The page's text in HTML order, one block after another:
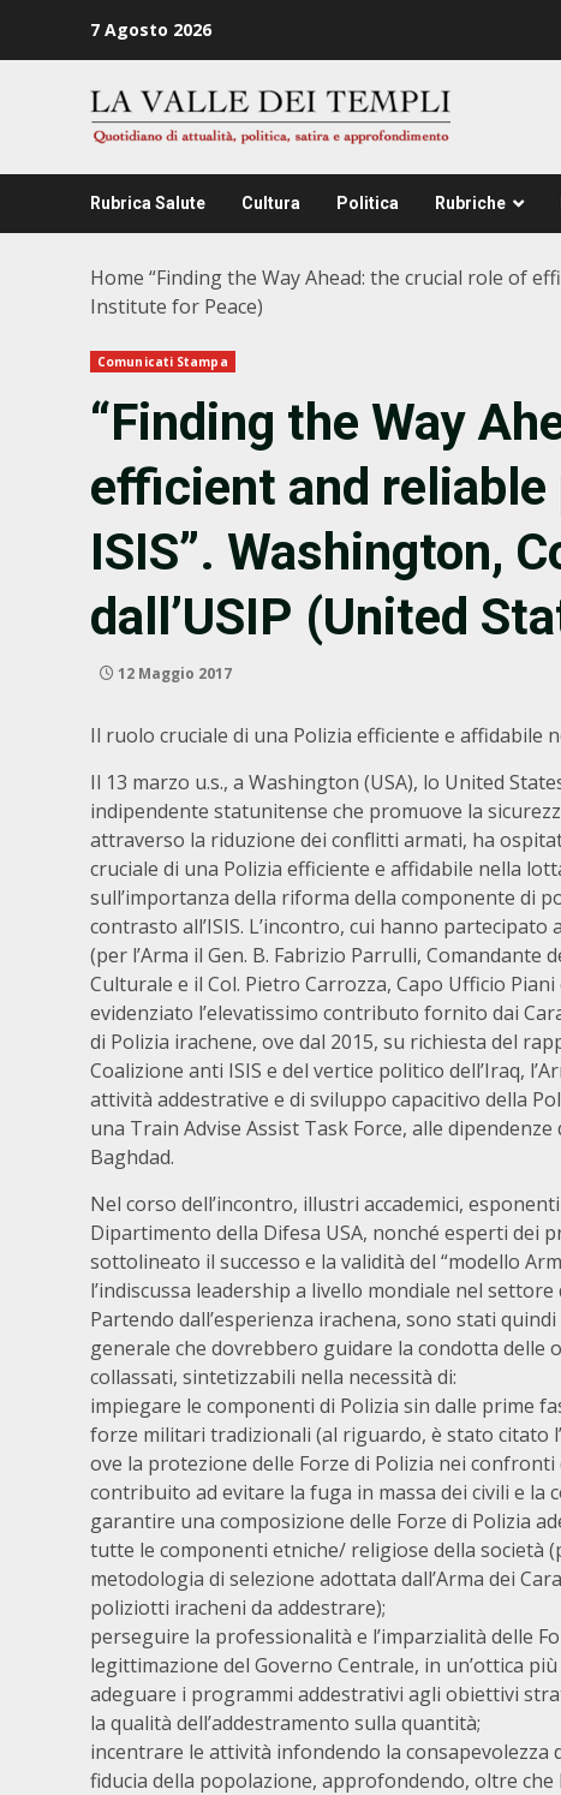
7 Agosto 2026
Rubrica Salute Cultura Politica Rubriche
Home “Finding the Way Ahead: the crucial role of
Institute for Peace)
Comunicati Stampa
“Finding the Way
efficient and
ISIS”. Washington,
dall’USIP (United
12 Maggio 2017
Il ruolo cruciale di una Polizia efficiente e affidabile
Il 13 marzo u.s., a Washington (USA), lo United
indipendente statunitense che promuove la
attraverso la riduzione dei conflitti armati, ha
cruciale di una Polizia efficiente e affidabile nella
sull’importanza della riforma della componente di
contrasto all’ISIS. L’incontro, cui hanno
(per l’Arma il Gen. B. Fabrizio Parrulli,
Culturale e il Col. Pietro Carrozza, Capo Ufficio
evidenziato l’elevatissimo contributo fornito dai
di Polizia irachene, ove dal 2015, su richiesta del
Coalizione anti ISIS e del vertice politico dell’Iraq,
attività addestrative e di sviluppo capacitivo della
una Train Advise Assist Task Force, alle
Baghdad.
Nel corso dell’incontro, illustri accademici,
Dipartimento della Difesa USA, nonché esperti dei
sottolineato il successo e la validità del “modello
l’indiscussa leadership a livello mondiale nel
Partendo dall’esperienza irachena, sono stati
generale che dovrebbero guidare la condotta delle
collassati, sintetizzabili nella necessità di:
impiegare le componenti di Polizia sin dalle prime
forze militari tradizionali (al riguardo, è stato citato
ove la protezione delle Forze di Polizia nei
contribuito ad evitare la fuga in massa dei civili e la
garantire una composizione delle Forze di Polizia
tutte le componenti etniche/ religiose della società
metodologia di selezione adottata dall’Arma dei
poliziotti iracheni da addestrare);
perseguire la professionalità e l’imparzialità delle
legittimazione del Governo Centrale, in un’ottica
adeguare i programmi addestrativi agli obiettivi
la qualità dell’addestramento sulla quantità;
incentrare le attività infondendo la consapevolezza
fiducia della popolazione, approfondendo, oltre